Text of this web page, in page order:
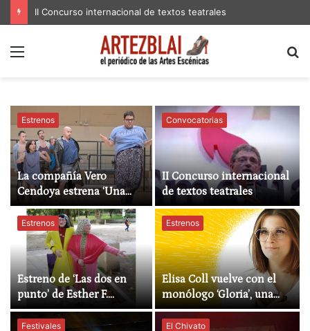
Menú
Estrenos
La compañía Vero
Cendoya estrena ‘Una
brillant imperfecció’ en
el TNC
Convocatorias
II Concurso internacional
de textos teatrales
Estrenos
Estreno de ‘Las dos en
punto’ de Esther F.
Carrodeguas en El Galpón
de Montevideo
Estrenos
Elisa Coll vuelve con el
monólogo ‘Gloria’, una
vuelta a sus orígenes
Festivales El Chivato